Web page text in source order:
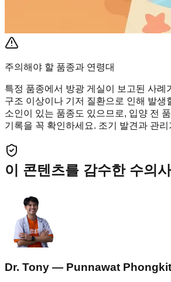
주의해야 할 품종과 연령대
특정 품종에서 방광 게실이 보고된 사례
구조 이상이나 기저 질환으로 인해 발생
소인이 있는 품종도 있으므로, 입양 전
기록을 꼭 확인하세요. 조기 발견과 관
이 콘텐츠를 감수한 수의사
Dr. Tony — Punnawat